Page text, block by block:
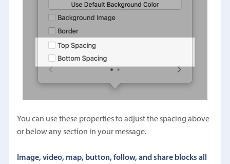
You can use these properties to adjust the spacing above
or below any section in your message.
Image, video, map, button, follow, and share blocks all